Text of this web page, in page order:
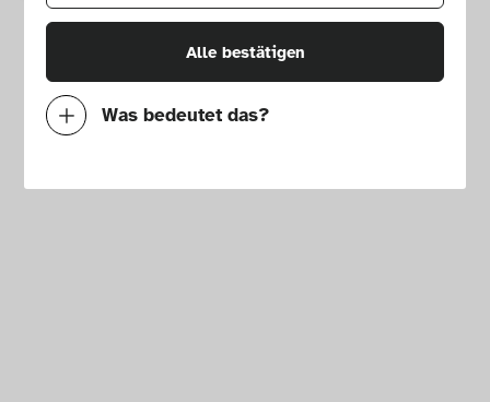
Alle bestätigen
Was bedeutet das?
Mit diesen Cookies können wir durch
Alle Rechte vorbehalten.